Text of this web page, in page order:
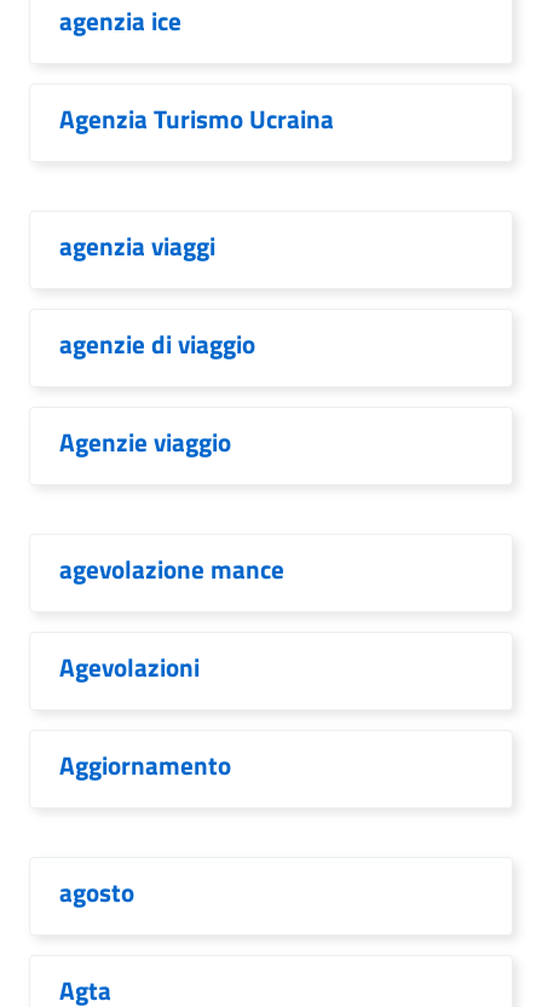
agenzia ice
Agenzia Turismo Ucraina
agenzia viaggi
agenzie di viaggio
Agenzie viaggio
agevolazione mance
Agevolazioni
Aggiornamento
agosto
Agta